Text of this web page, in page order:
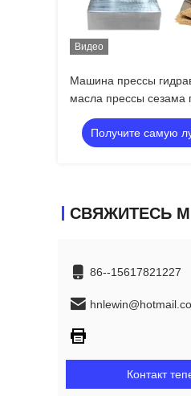
Видео
Машина прессы
масла прессы сезама
горячая подгоняет
Получите самую
СВЯЖИТЕСЬ
86--15617821227
Контакт